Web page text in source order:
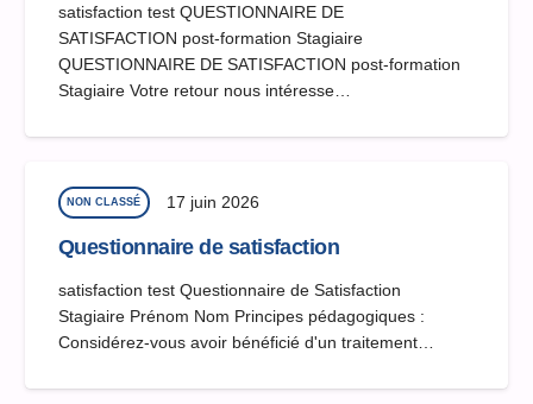
satisfaction test QUESTIONNAIRE DE
SATISFACTION post-formation Stagiaire
QUESTIONNAIRE DE SATISFACTION post-formation
Stagiaire Votre retour nous intéresse…
NON CLASSÉ 17 juin 2026
Questionnaire de satisfaction
satisfaction test Questionnaire de Satisfaction
Stagiaire Prénom Nom Principes pédagogiques :
Considérez-vous avoir bénéficié d'un traitement…